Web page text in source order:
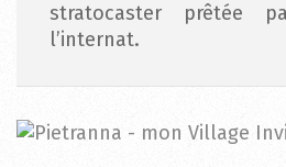
Actualités
Devenez
adhérents
stratocaster prêtée
l’internat.